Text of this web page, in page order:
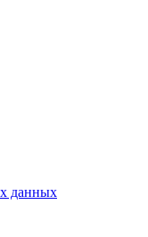
данных